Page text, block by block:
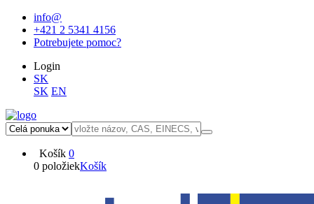
info@
+421 2 5341 4156
Potrebujete pomoc?
Login
SK
SK EN
Košík 0
0 položiekKošík